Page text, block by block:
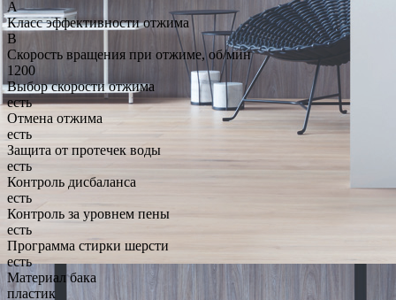
A
Класс эффективности отжима
B
Скорость вращения при отжиме, об/мин
1200
Выбор скорости отжима
есть
Отмена отжима
есть
Защита от протечек воды
есть
Контроль дисбаланса
есть
Контроль за уровнем пены
есть
Программа стирки шерсти
есть
Материал бака
пластик